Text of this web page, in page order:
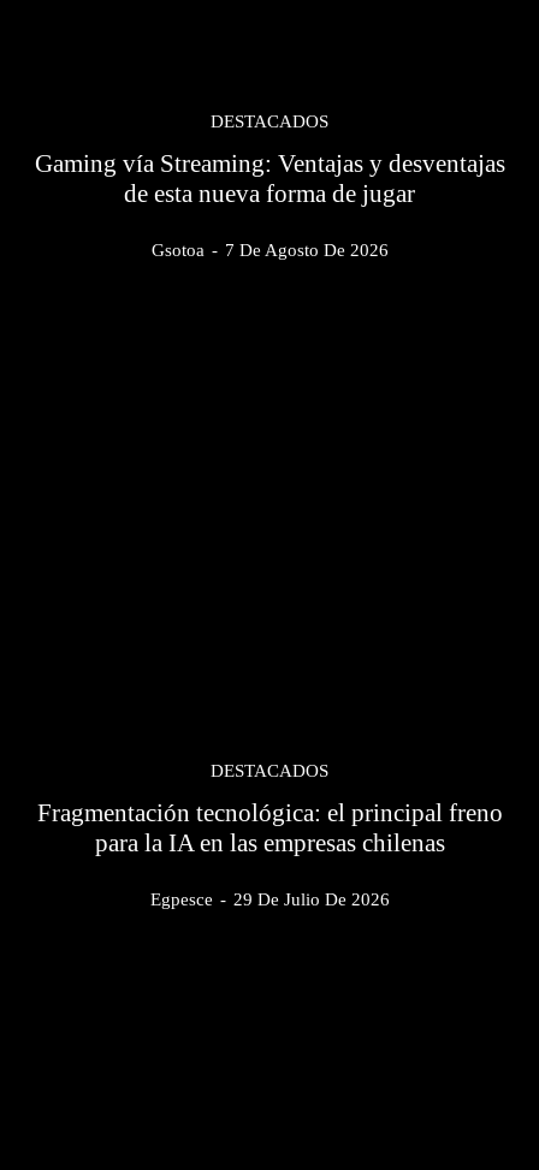
DESTACADOS
Gaming vía Streaming: Ventajas y desventajas
de esta nueva forma de jugar
Gsotoa - 7 De Agosto De 2026
DESTACADOS
Fragmentación tecnológica: el principal freno
para la IA en las empresas chilenas
Egpesce - 29 De Julio De 2026